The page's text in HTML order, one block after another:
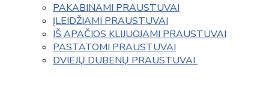
PAKABINAMI PRAUSTUVAI
ĮLEIDŽIAMI PRAUSTUVAI
IŠ APAČIOS KLIJUOJAMI PRAUSTUVAI
PASTATOMI PRAUSTUVAI
DVIEJŲ DUBENŲ PRAUSTUVAI